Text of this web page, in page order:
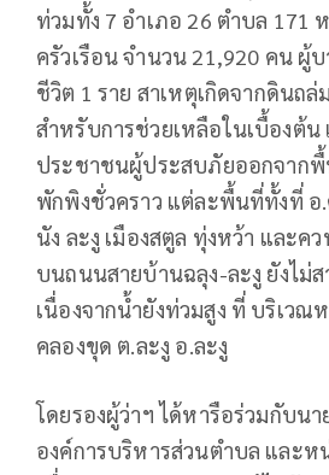
ท่วมทั้ง 7 อำเภอ 26 ตำบล 171
ครัวเรือน จำนวน 21,920 คน ผู้บ
ชีวิต 1 ราย สาเหตุเกิดจากดินถ
สำหรับการช่วยเหลือในเบื้องต้
ประชาชนผู้ประสบภัยออกจากพื้
พักพิงชั่วคราว แต่ละพื้นที่ทั้งที่
นัง ละงู เมืองสตูล ทุ่งหว้า และค
บนถนนสายบ้านฉลุง-ละงู ยังไม่
เนื่องจากน้ำยังท่วมสูง ที่ บริเว
คลองขุด ต.ละงู อ.ละงู
โดยรองผู้ว่าฯ ได้หารือร่วมกับน
องค์การบริหารส่วนตำบล และห